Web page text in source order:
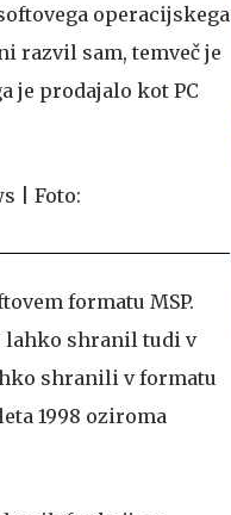
operacijskega
razvil sam, temveč je
je prodajalo kot PC
formatu MSP.
lahko shranil tudi v
shranili v formatu
1998 oziroma